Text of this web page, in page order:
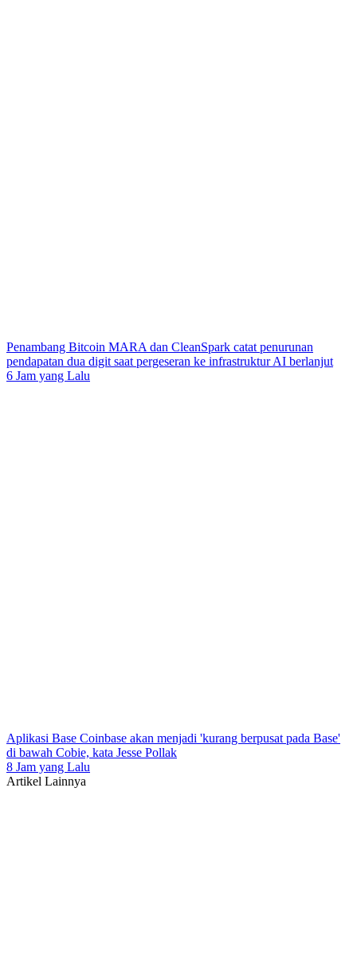
Penambang Bitcoin MARA dan CleanSpark catat penurunan
pendapatan dua digit saat pergeseran ke infrastruktur AI berlanjut
6 Jam yang Lalu
Aplikasi Base Coinbase akan menjadi 'kurang berpusat pada Base'
di bawah Cobie, kata Jesse Pollak
8 Jam yang Lalu
Artikel Lainnya